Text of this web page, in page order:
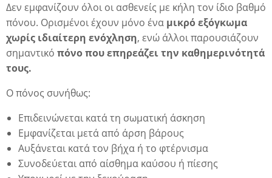
Δεν εμφανίζουν όλοι οι ασθενείς με κήλη τον ίδιο βαθμό
πόνου. Ορισμένοι έχουν μόνο ένα μικρό εξόγκωμα
χωρίς ιδιαίτερη ενόχληση, ενώ άλλοι παρουσιάζουν
σημαντικό πόνο που επηρεάζει την καθημερινότητά
τους.
Ο πόνος συνήθως:
Επιδεινώνεται κατά τη σωματική άσκηση
Εμφανίζεται μετά από άρση βάρους
Αυξάνεται κατά τον βήχα ή το φτέρνισμα
Συνοδεύεται από αίσθημα καύσου ή πίεσης